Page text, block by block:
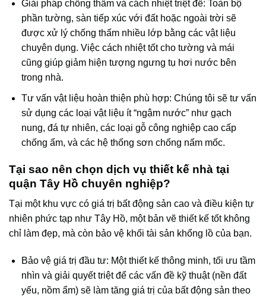
Giải pháp chống thấm và cách nhiệt triệt để: Toàn bộ
phần tường, sàn tiếp xúc với đất hoặc ngoài trời sẽ
được xử lý chống thấm nhiều lớp bằng các vật liệu
chuyên dụng. Việc cách nhiệt tốt cho tường và mái
cũng giúp giảm hiện tượng ngưng tụ hơi nước bên
trong nhà.
Tư vấn vật liệu hoàn thiện phù hợp: Chúng tôi sẽ tư vấn
sử dụng các loại vật liệu ít “ngậm nước” như gạch
nung, đá tự nhiên, các loại gỗ công nghiệp cao cấp
chống ẩm, và các hệ thống sơn chống nấm mốc.
Tại sao nên chọn dịch vụ thiết kế nhà tại
quận Tây Hồ chuyên nghiệp?
Tại một khu vực có giá trị bất động sản cao và điều kiện tự
nhiên phức tạp như Tây Hồ, một bản vẽ thiết kế tốt không
chỉ làm đẹp, mà còn bảo vệ khối tài sản khổng lồ của bạn.
Bảo vệ giá trị đầu tư: Một thiết kế thông minh, tối ưu tầm
nhìn và giải quyết triệt để các vấn đề kỹ thuật (nền đất
yếu, nồm ẩm) sẽ làm tăng giá trị của bất động sản theo